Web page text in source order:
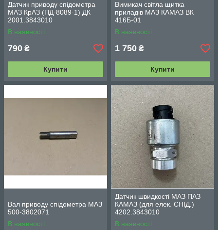
Датчик приводу спідометра
МАЗ КрАЗ (ПД-8089-1) ДК
2001.3843010
В наявності
790 ₴
Купити
Вимикач світла щитка
приладів МАЗ КАМАЗ ВК
416Б-01
В наявності
1 750 ₴
Купити
Вал приводу спідометра МАЗ
500-3802071
В наявності
Датчик швидкості МАЗ ПАЗ
КАМАЗ (для елек. СНІД.)
4202.3843010
В наявності